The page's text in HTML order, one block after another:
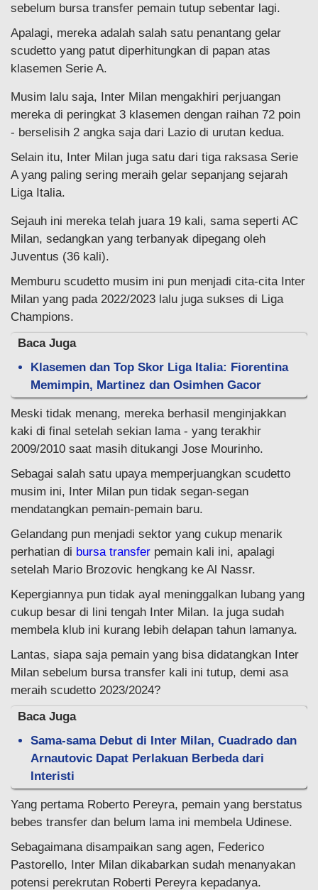
sebelum bursa transfer pemain tutup sebentar lagi.
Apalagi, mereka adalah salah satu penantang gelar
scudetto yang patut diperhitungkan di papan atas
klasemen Serie A.
Musim lalu saja, Inter Milan mengakhiri perjuangan
mereka di peringkat 3 klasemen dengan raihan 72 poin
- berselisih 2 angka saja dari Lazio di urutan kedua.
Selain itu, Inter Milan juga satu dari tiga raksasa Serie
A yang paling sering meraih gelar sepanjang sejarah
Liga Italia.
Sejauh ini mereka telah juara 19 kali, sama seperti AC
Milan, sedangkan yang terbanyak dipegang oleh
Juventus (36 kali).
Memburu scudetto musim ini pun menjadi cita-cita Inter
Milan yang pada 2022/2023 lalu juga sukses di Liga
Champions.
Baca Juga
Klasemen dan Top Skor Liga Italia: Fiorentina
Memimpin, Martinez dan Osimhen Gacor
Meski tidak menang, mereka berhasil menginjakkan
kaki di final setelah sekian lama - yang terakhir
2009/2010 saat masih ditukangi Jose Mourinho.
Sebagai salah satu upaya memperjuangkan scudetto
musim ini, Inter Milan pun tidak segan-segan
mendatangkan pemain-pemain baru.
Gelandang pun menjadi sektor yang cukup menarik
perhatian di bursa transfer pemain kali ini, apalagi
setelah Mario Brozovic hengkang ke Al Nassr.
Kepergiannya pun tidak ayal meninggalkan lubang yang
cukup besar di lini tengah Inter Milan. Ia juga sudah
membela klub ini kurang lebih delapan tahun lamanya.
Lantas, siapa saja pemain yang bisa didatangkan Inter
Milan sebelum bursa transfer kali ini tutup, demi asa
meraih scudetto 2023/2024?
Baca Juga
Sama-sama Debut di Inter Milan, Cuadrado dan
Arnautovic Dapat Perlakuan Berbeda dari
Interisti
Yang pertama Roberto Pereyra, pemain yang berstatus
bebes transfer dan belum lama ini membela Udinese.
Sebagaimana disampaikan sang agen, Federico
Pastorello, Inter Milan dikabarkan sudah menanyakan
potensi perekrutan Roberti Pereyra kepadanya.